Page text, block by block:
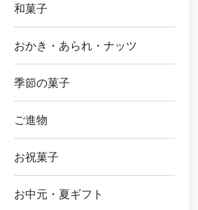
和菓子
おかき・あられ・ナッツ
季節の菓子
ご進物
お祝菓子
お中元・夏ギフト